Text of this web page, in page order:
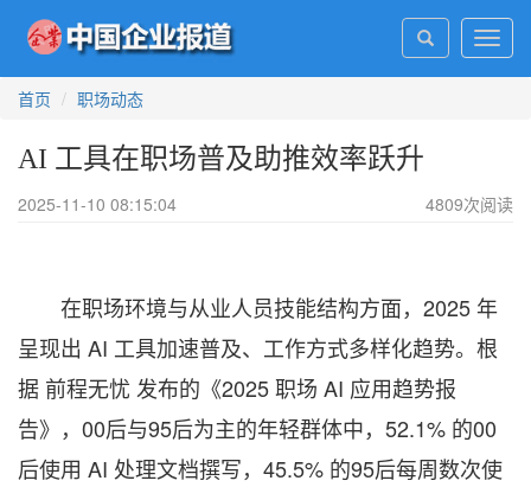
首页
职场动态
AI 工具在职场普及助推效率跃升
2025-11-10 08:15:04 4809次阅读
在职场环境与从业人员技能结构方面，2025 年
呈现出 AI 工具加速普及、工作方式多样化趋势。根
据 前程无忧 发布的《2025 职场 AI 应用趋势报
告》，00后与95后为主的年轻群体中，52.1% 的00
后使用 AI 处理文档撰写，45.5% 的95后每周数次使